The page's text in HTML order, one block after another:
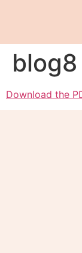
blog8
Download the